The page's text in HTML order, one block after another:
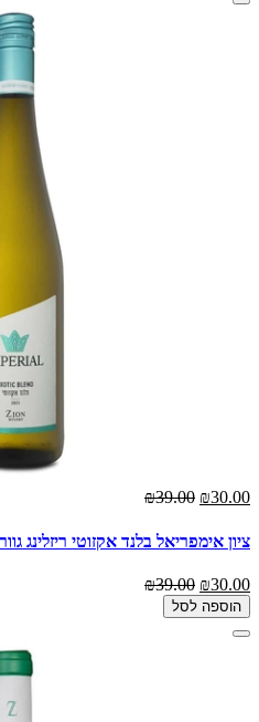
₪30.00
₪39.00
ציון אימפריאל בלנד אקזוטי ריזלינג
₪30.00
₪39.00
הוספה לסל